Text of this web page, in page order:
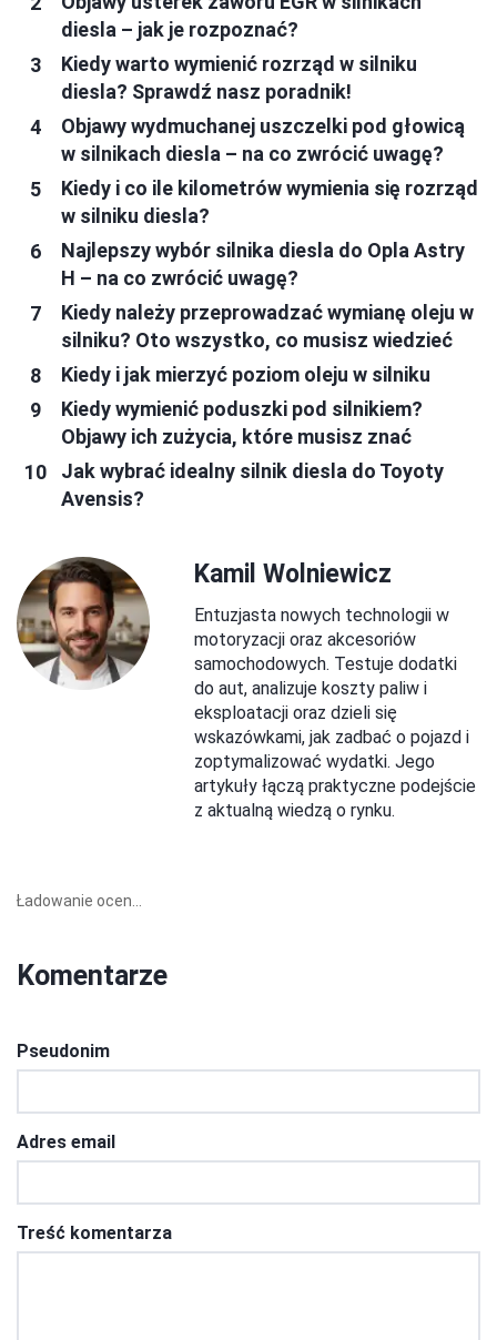
diesla – jak je rozpoznać?
Kiedy warto wymienić rozrząd w silniku
diesla? Sprawdź nasz poradnik!
Objawy wydmuchanej uszczelki pod głowicą
w silnikach diesla – na co zwrócić uwagę?
Kiedy i co ile kilometrów wymienia się rozrząd
w silniku diesla?
Najlepszy wybór silnika diesla do Opla Astry
H – na co zwrócić uwagę?
Kiedy należy przeprowadzać wymianę oleju w
silniku? Oto wszystko, co musisz wiedzieć
Kiedy i jak mierzyć poziom oleju w silniku
Kiedy wymienić poduszki pod silnikiem?
Objawy ich zużycia, które musisz znać
Jak wybrać idealny silnik diesla do Toyoty
Avensis?
Kamil Wolniewicz
Entuzjasta nowych technologii w
motoryzacji oraz akcesoriów
samochodowych. Testuje dodatki
do aut, analizuje koszty paliw i
eksploatacji oraz dzieli się
wskazówkami, jak zadbać o pojazd i
zoptymalizować wydatki. Jego
artykuły łączą praktyczne podejście
z aktualną wiedzą o rynku.
Ładowanie ocen...
Komentarze
Pseudonim
Adres email
Treść komentarza